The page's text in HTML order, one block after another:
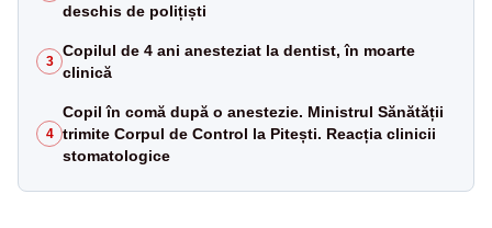
deschis de polițiști
3
Copilul de 4 ani anesteziat la dentist, în moarte
clinică
4
Copil în comă după o anestezie. Ministrul Sănătății
trimite Corpul de Control la Pitești. Reacția clinicii
stomatologice